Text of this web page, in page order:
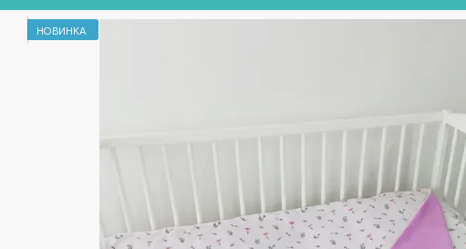
НОВИНКА